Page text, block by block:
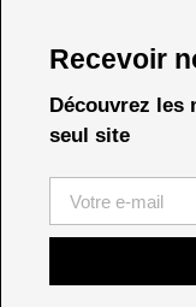
Recevoir
Découvrez les
seul site